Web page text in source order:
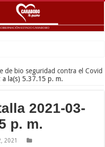
de bio seguridad contra el Covid
la(s) 5.37.15 p. m.
2021-03-
p. m.
2021